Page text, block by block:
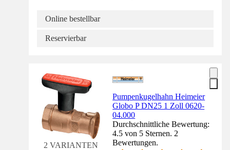
Online bestellbar
Reservierbar
2 VARIANTEN
Pumpenkugelhahn Heimeier
Globo P DN25 1 Zoll 0620-
04.000
Durchschnittliche Bewertung:
4.5 von 5 Sternen. 2
Bewertungen.